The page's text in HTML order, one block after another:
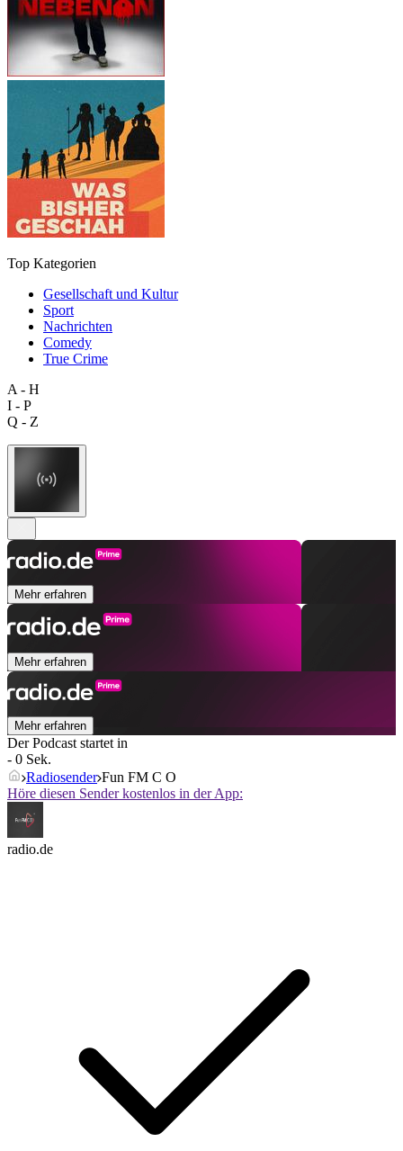
Top Kategorien
Gesellschaft und Kultur
Sport
Nachrichten
Comedy
True Crime
A - H
I - P
Q - Z
Mehr erfahren
Mehr erfahren
Mehr erfahren
Der Podcast startet in
- 0 Sek.
Radiosender Fun FM C O
Höre diesen Sender kostenlos in der App:
radio.de